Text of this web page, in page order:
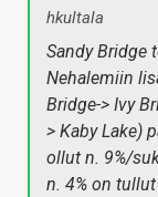
hkultala
Sandy Bridge
Nehalemiin
Bridge-> Ivy
> Kaby Lake)
ollut n. 9%/
n. 4% on